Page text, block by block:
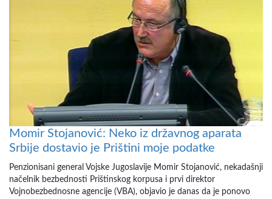
Momir Stojanović: Neko iz državnog aparata
Srbije dostavio je Prištini moje podatke
Penzionisani general Vojske Jugoslavije Momir Stojanović, nekadašnji
načelnik bezbednosti Prištinskog korpusa i prvi direktor
Vojnobezbednosne agencije (VBA), objavio je danas da je ponovo